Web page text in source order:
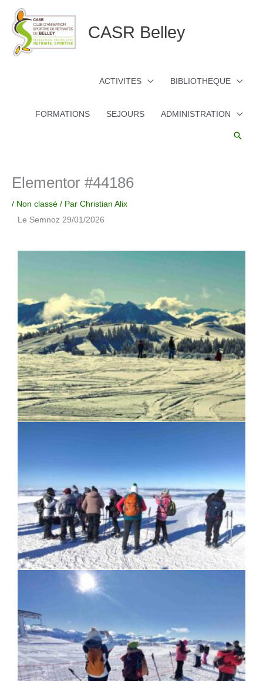
contenu
CASR Belley
ACTIVITES BIBLIOTHEQUE
FORMATIONS SEJOURS ADMINISTRATION
Elementor #44186
/ Non classé / Par Christian Alix
Le Semnoz 29/01/2026